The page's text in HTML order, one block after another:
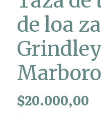
de loa
Grindley
$20.000,00